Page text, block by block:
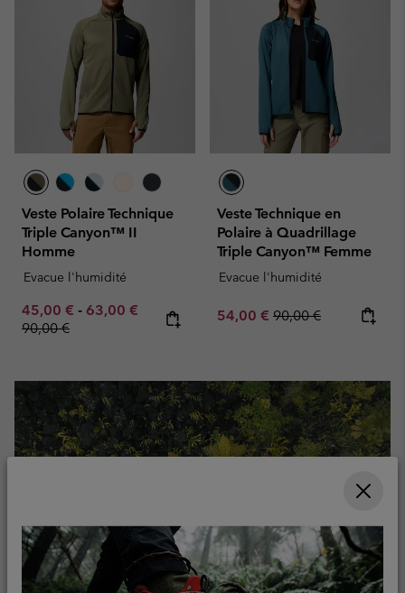
Veste Polaire Technique
Triple Canyon™ II
Homme
Evacue l'humidité
Minimum sale price:
45,00 € - Maximum sale price:
63,00 € Regular price:
90,00 €
Veste Technique en
Polaire à Quadrillage
Triple Canyon™ Femme
Evacue l'humidité
Sale price:
54,00 € Regular price:
90,00 €